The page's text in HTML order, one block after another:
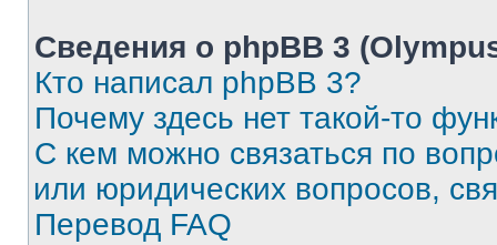
Сведения о phpBB 3
Кто написал phpBB 3?
Почему здесь нет такой-то
С кем можно связаться по
или юридических вопросов,
Перевод FAQ